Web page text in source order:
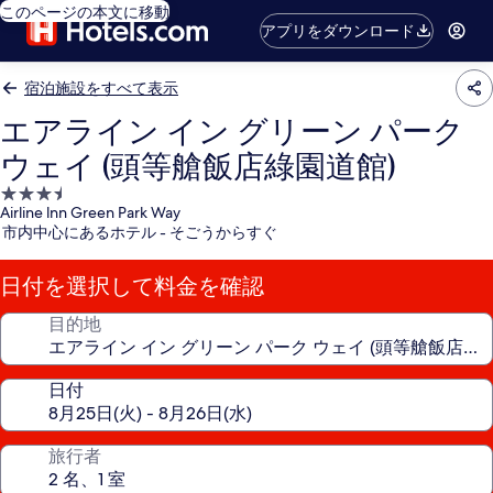
このページの本文に移動
アプリをダウンロード
宿泊施設をすべて表示
エアライン イン グリーン パーク
ウェイ (頭等艙飯店綠園道館)
3.5
つ
星
宿
泊
施
Airline lnn Green Park Way
市内中心にあるホテル - そごうからすぐ
日付を選択して料金を確認
目的地
日付
旅行者